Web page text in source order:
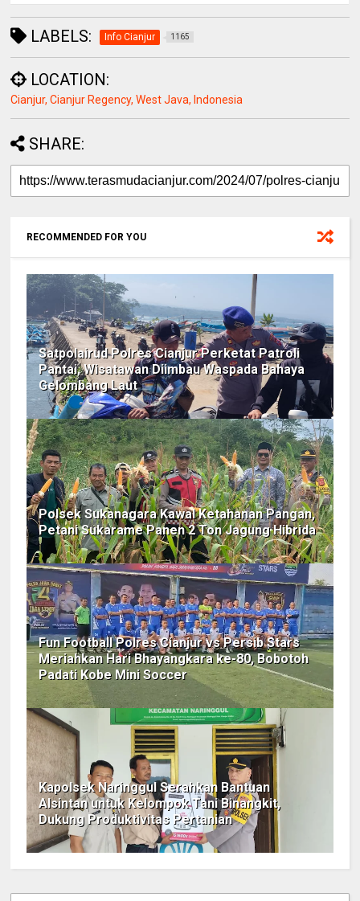
LABELS: Info Cianjur 1165
LOCATION:
Cianjur, Cianjur Regency, West Java, Indonesia
SHARE:
RECOMMENDED FOR YOU
Satpolairud Polres Cianjur Perketat Patroli
Pantai, Wisatawan Diimbau Waspada Bahaya
Gelombang Laut
Polsek Sukanagara Kawal Ketahanan Pangan,
Petani Sukarame Panen 2 Ton Jagung Hibrida
Fun Football Polres Cianjur vs Persib Stars
Meriahkan Hari Bhayangkara ke-80, Bobotoh
Padati Kobe Mini Soccer
Kapolsek Naringgul Serahkan Bantuan
Alsintan untuk Kelompok Tani Binangkit,
Dukung Produktivitas Pertanian